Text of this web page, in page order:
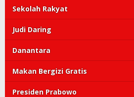
Sekolah Rakyat
Judi Daring
Danantara
Makan Bergizi Gratis
Presiden Prabowo